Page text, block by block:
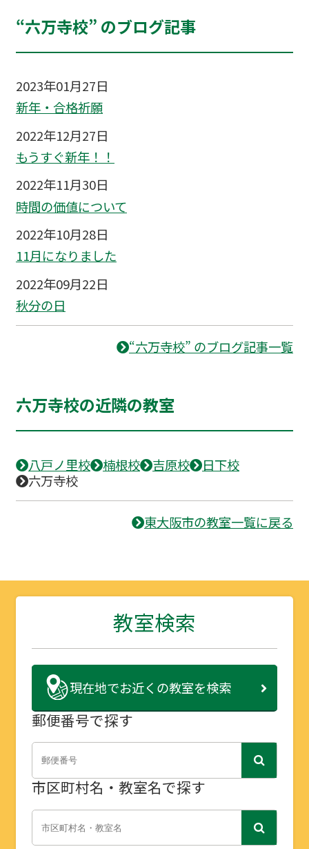
“六万寺校” のブログ記事
2023年01月27日
新年・合格祈願
2022年12月27日
もうすぐ新年！！
2022年11月30日
時間の価値について
2022年10月28日
11月になりました
2022年09月22日
秋分の日
“六万寺校” のブログ記事一覧
六万寺校の近隣の教室
八戸ノ里校 楠根校 吉原校
日下校
六万寺校
東大阪市の教室一覧に戻る
教室検索
現在地でお近くの教室を検索
郵便番号で探す
市区町村名・教室名で探す